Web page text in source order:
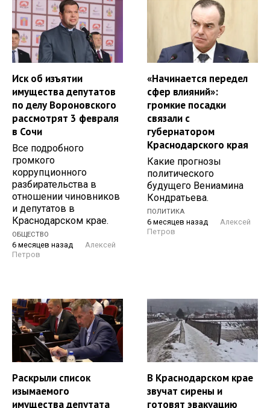
Иск об изъятии
имущества депутатов
по делу Вороновского
рассмотрят 3 февраля
в Сочи
Все подробного
громкого
коррупционного
разбирательства в
отношении чиновников
и депутатов в
Краснодарском крае.
ОБЩЕСТВО
6 месяцев назад
Алексей
Петров
«Начинается передел
сфер влияний»:
громкие посадки
связали с
губернатором
Краснодарского края
Какие прогнозы
политического
будущего Вениамина
Кондратьева.
ПОЛИТИКА
6 месяцев назад
Алексей
Петров
Раскрыли список
изымаемого
имущества депутата
В Краснодарском крае
звучат сирены и
готовят эвакуацию